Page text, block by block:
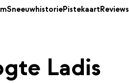
SneeuwhistoriePistekaartReviews
Ladis